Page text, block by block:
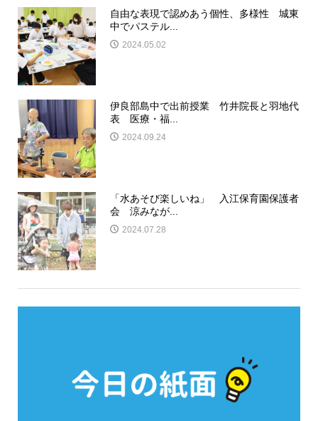
自由な表現で認めあう個性、多様性 城東
中でパステル...
2024.05.02
伊良部島中で出前授業 竹井院長と羽地代
表 医療・福...
2024.09.24
「水あそび楽しいね」 入江保育園保護者
会 涼みなが...
2024.07.28